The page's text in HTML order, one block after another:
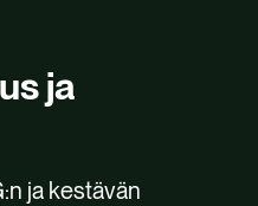
ja
ja kestävän